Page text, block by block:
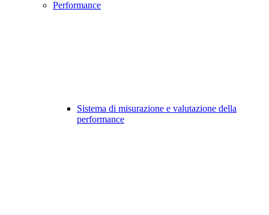
Performance
Sistema di misurazione e valutazione della
performance